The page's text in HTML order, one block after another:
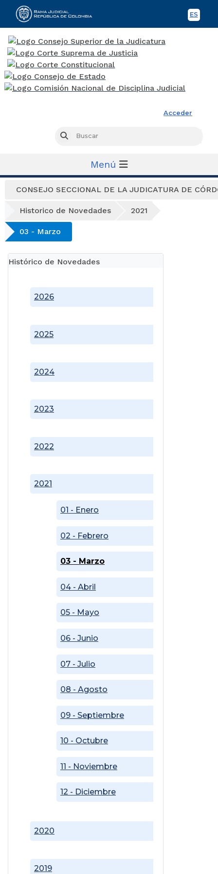
ES
Acceder
Buscar
Menú
CONSEJO SECCIONAL DE LA JUDICATURA DE
Historico de Novedades 2021
03 - Marzo
Histórico de Novedades
2019
2020
2021
01 - Enero
02 - Febrero
03 - Marzo
04 - Abril
05 - Mayo
06 - Junio
07 - Julio
08 - Agosto
09 - Septiembre
10 - Octubre
11 - Noviembre
12 - Diciembre
2022
2023
2024
2025
2026